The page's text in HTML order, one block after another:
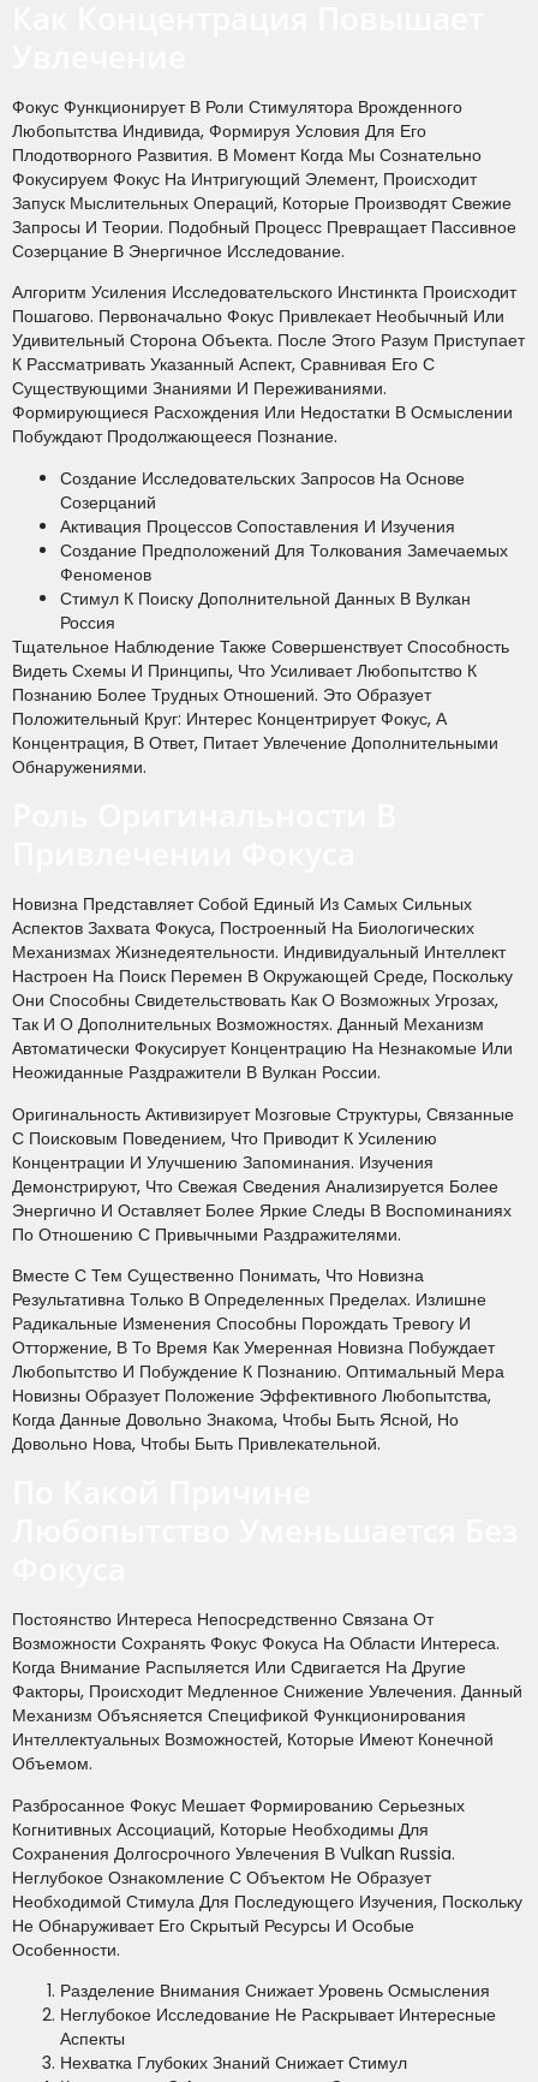
Фокус Функционирует В Роли Стимулятора Врожденного
Любопытства Индивида, Формируя Условия Для Его
Плодотворного Развития. В Момент Когда Мы Сознательно
Фокусируем Фокус На Интригующий Элемент, Происходит
Запуск Мыслительных Операций, Которые Производят Свежие
Запросы И Теории. Подобный Процесс Превращает Пассивное
Созерцание В Энергичное Исследование.
Алгоритм Усиления Исследовательского Инстинкта Происходит
Пошагово. Первоначально Фокус Привлекает Необычный Или
Удивительный Сторона Объекта. После Этого Разум Приступает
К Рассматривать Указанный Аспект, Сравнивая Его С
Существующими Знаниями И Переживаниями.
Формирующиеся Расхождения Или Недостатки В Осмыслении
Побуждают Продолжающееся Познание.
Создание Исследовательских Запросов На Основе
Созерцаний
Активация Процессов Сопоставления И Изучения
Создание Предположений Для Толкования Замечаемых
Феноменов
Стимул К Поиску Дополнительной Данных В Вулкан
Россия
Тщательное Наблюдение Также Совершенствует Способность
Видеть Схемы И Принципы, Что Усиливает Любопытство К
Познанию Более Трудных Отношений. Это Образует
Положительный Круг: Интерес Концентрирует Фокус, А
Концентрация, В Ответ, Питает Увлечение Дополнительными
Обнаружениями.
Новизна Представляет Собой Единый Из Самых Сильных
Аспектов Захвата Фокуса, Построенный На Биологических
Механизмах Жизнедеятельности. Индивидуальный Интеллект
Настроен На Поиск Перемен В Окружающей Среде, Поскольку
Они Способны Свидетельствовать Как О Возможных Угрозах,
Так И О Дополнительных Возможностях. Данный Механизм
Автоматически Фокусирует Концентрацию На Незнакомые Или
Неожиданные Раздражители В Вулкан России.
Оригинальность Активизирует Мозговые Структуры, Связанные
С Поисковым Поведением, Что Приводит К Усилению
Концентрации И Улучшению Запоминания. Изучения
Демонстрируют, Что Свежая Сведения Анализируется Более
Энергично И Оставляет Более Яркие Следы В Воспоминаниях
По Отношению С Привычными Раздражителями.
Вместе С Тем Существенно Понимать, Что Новизна
Результативна Только В Определенных Пределах. Излишне
Радикальные Изменения Способны Порождать Тревогу И
Отторжение, В То Время Как Умеренная Новизна Побуждает
Любопытство И Побуждение К Познанию. Оптимальный Мера
Новизны Образует Положение Эффективного Любопытства,
Когда Данные Довольно Знакома, Чтобы Быть Ясной, Но
Довольно Нова, Чтобы Быть Привлекательной.
Постоянство Интереса Непосредственно Связана От
Возможности Сохранять Фокус Фокуса На Области Интереса.
Когда Внимание Распыляется Или Сдвигается На Другие
Факторы, Происходит Медленное Снижение Увлечения. Данный
Механизм Объясняется Спецификой Функционирования
Интеллектуальных Возможностей, Которые Имеют Конечной
Объемом.
Разбросанное Фокус Мешает Формированию Серьезных
Когнитивных Ассоциаций, Которые Необходимы Для
Сохранения Долгосрочного Увлечения В Vulkan Russia.
Неглубокое Ознакомление С Объектом Не Образует
Необходимой Стимула Для Последующего Изучения, Поскольку
Не Обнаруживает Его Скрытый Ресурсы И Особые
Особенности.
Разделение Внимания Снижает Уровень Осмысления
Неглубокое Исследование Не Раскрывает Интересные
Аспекты
Нехватка Глубоких Знаний Снижает Стимул